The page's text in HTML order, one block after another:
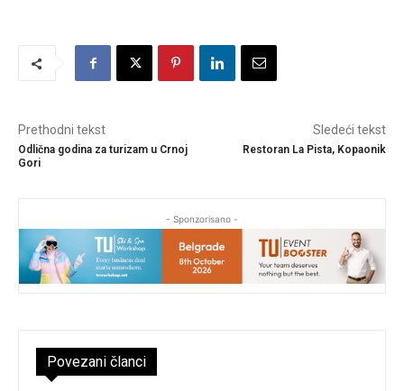
Prethodni tekst
Odlična godina za turizam u Crnoj
Gori
Sledeći tekst
Restoran La Pista, Kopaonik
- Sponzorisano -
Povezani članci